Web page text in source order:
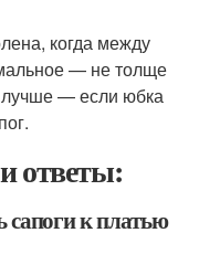
когда между
— не толще
— если юбка
ответы:
сапоги к платью